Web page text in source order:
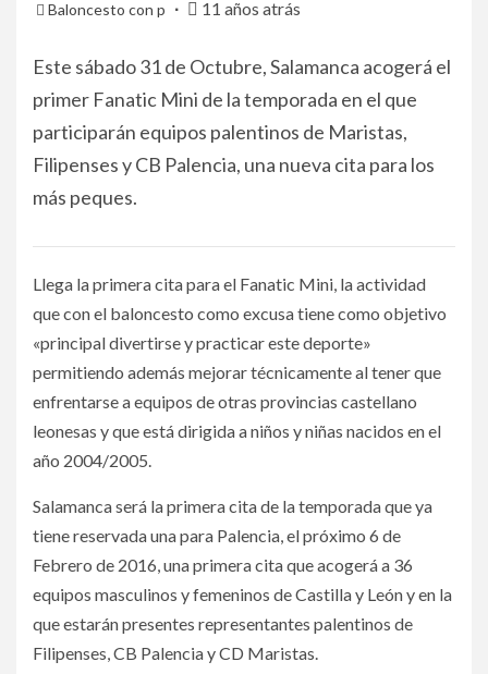
Baloncesto con p 11 años atrás
Este sábado 31 de Octubre, Salamanca acogerá el
primer Fanatic Mini de la temporada en el que
participarán equipos palentinos de Maristas,
Filipenses y CB Palencia, una nueva cita para los
más peques.
Llega la primera cita para el Fanatic Mini, la actividad
que con el baloncesto como excusa tiene como objetivo
«principal divertirse y practicar este deporte»
permitiendo además mejorar técnicamente al tener que
enfrentarse a equipos de otras provincias castellano
leonesas y que está dirigida a niños y niñas nacidos en el
año 2004/2005.
Salamanca será la primera cita de la temporada que ya
tiene reservada una para Palencia, el próximo 6 de
Febrero de 2016, una primera cita que acogerá a 36
equipos masculinos y femeninos de Castilla y León y en la
que estarán presentes representantes palentinos de
Filipenses, CB Palencia y CD Maristas.